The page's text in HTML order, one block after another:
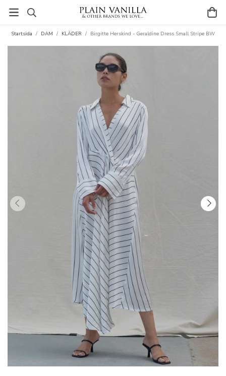
Startsida / DAM / KLÄDER / Birgitte Herskind - Geraldine Dress Small Stripe BW